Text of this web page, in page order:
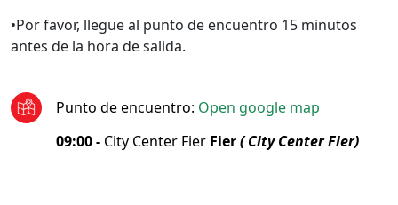
•Por favor, llegue al punto de encuentro 15 minutos
antes de la hora de salida.
Punto de encuentro: Open google map
09:00 - City Center Fier Fier( City Center Fier)